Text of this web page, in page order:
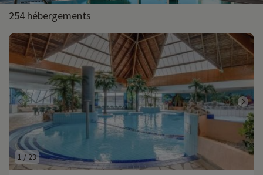
séjournerez en chambre, appartement, gîte, maison, pavillon ou villa. En
plus de la piscine intérieure, certains hébergements proposent un accès au
spa. Vous vous détendez dans le sauna, hammam ou jacuzzi. Découvrez
nos hébergements disponibles pour une nuit minimum avec une piscine
intérieure !
254 hébergements
1 / 23